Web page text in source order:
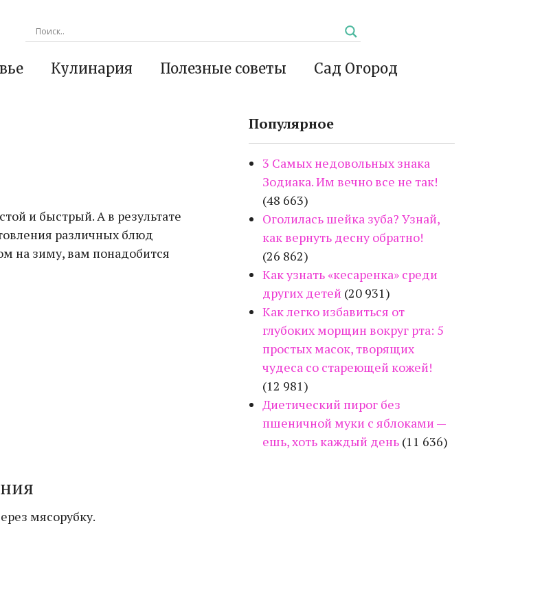
Кулинария Полезные советы Сад Огород
и быстрый. А в результате
различных блюд
на зиму, вам понадобится
мясорубку.
Популярное
3 Самых недовольных знака
Зодиака. Им вечно все не так!
(48 663)
Оголилась шейка зуба? Узнай,
как вернуть десну обратно!
(26 862)
Как узнать «кесаренка» среди
других детей (20 931)
Как легко избавиться от
глубоких морщин вокруг рта: 5
простых масок, творящих
чудеса со стареющей кожей!
(12 981)
Диетический пирог без
пшеничной муки с яблоками —
ешь, хоть каждый день (11 636)